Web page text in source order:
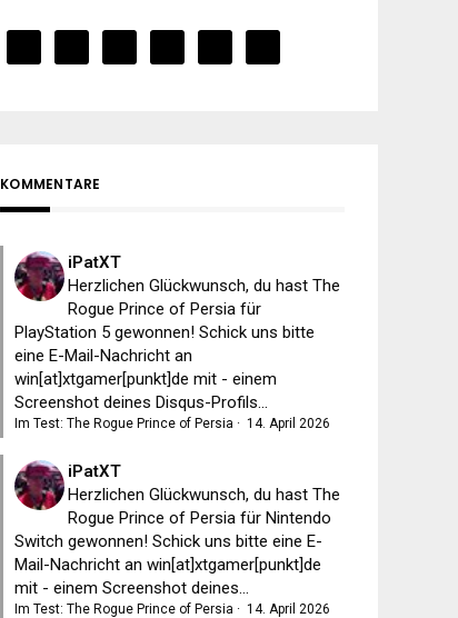
KOMMENTARE
iPatXT
Herzlichen Glückwunsch, du hast The
Rogue Prince of Persia für
PlayStation 5 gewonnen! Schick uns bitte
eine E-Mail-Nachricht an
win[at]xtgamer[punkt]de mit - einem
Screenshot deines Disqus-Profils...
Im Test: The Rogue Prince of Persia · 14. April 2026
iPatXT
Herzlichen Glückwunsch, du hast The
Rogue Prince of Persia für Nintendo
Switch gewonnen! Schick uns bitte eine E-
Mail-Nachricht an win[at]xtgamer[punkt]de
mit - einem Screenshot deines...
Im Test: The Rogue Prince of Persia · 14. April 2026